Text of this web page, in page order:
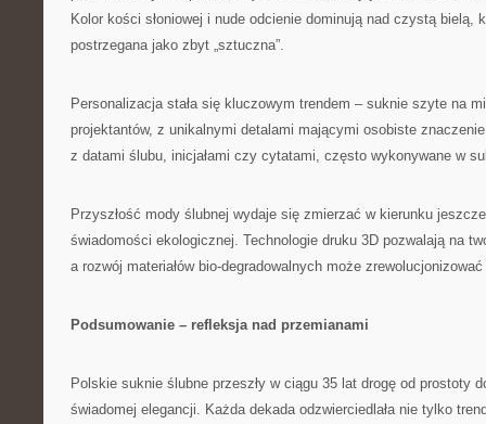
Kolor kości słoniowej i nude odcienie dominują nad czystą bielą,
postrzegana jako zbyt „sztuczna”.
Personalizacja stała się kluczowym trendem – suknie szyte na
projektantów, z unikalnymi detalami mającymi osobiste
z datami ślubu, inicjałami czy cytatami, często wykonywane w
Przyszłość mody ślubnej wydaje się zmierzać w kierunku
świadomości ekologicznej. Technologie druku 3D pozwalają na
a rozwój materiałów bio-degradowalnych może zrewolucjonizować
Podsumowanie – refleksja nad przemianami
Polskie suknie ślubne przeszły w ciągu 35 lat drogę od prostoty
świadomej elegancji. Każda dekada odzwierciedlała nie tylko